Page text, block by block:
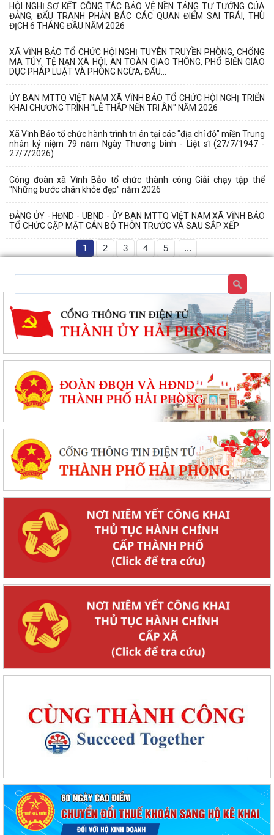
HỘI NGHỊ SƠ KẾT CÔNG TÁC BẢO VỆ NỀN TẢNG TƯ TƯỞNG CỦA
ĐẢNG, ĐẤU TRANH PHẢN BÁC CÁC QUAN ĐIỂM SAI TRÁI, THÙ
ĐỊCH 6 THÁNG ĐẦU NĂM 2026
XÃ VĨNH BẢO TỔ CHỨC HỘI NGHỊ TUYÊN TRUYỀN PHÒNG, CHỐNG
MA TÚY, TỆ NẠN XÃ HỘI, AN TOÀN GIAO THÔNG, PHỔ BIẾN GIÁO
DỤC PHÁP LUẬT VÀ PHÒNG NGỪA, ĐẤU...
ỦY BAN MTTQ VIỆT NAM XÃ VĨNH BẢO TỔ CHỨC HỘI NGHỊ TRIỂN
KHAI CHƯƠNG TRÌNH "LỄ THẮP NẾN TRI ÂN" NĂM 2026
Xã Vĩnh Bảo tổ chức hành trình tri ân tại các "địa chỉ đỏ" miền Trung
nhân kỷ niệm 79 năm Ngày Thương binh - Liệt sĩ (27/7/1947 -
27/7/2026)
Công đoàn xã Vĩnh Bảo tổ chức thành công Giải chạy tập thể
"Những bước chân khỏe đẹp" năm 2026
ĐẢNG ỦY - HĐND - UBND - ỦY BAN MTTQ VIỆT NAM XÃ VĨNH BẢO
TỔ CHỨC GẶP MẶT CÁN BỘ THÔN TRƯỚC VÀ SAU SẮP XẾP
1 2 3 4 5 ...